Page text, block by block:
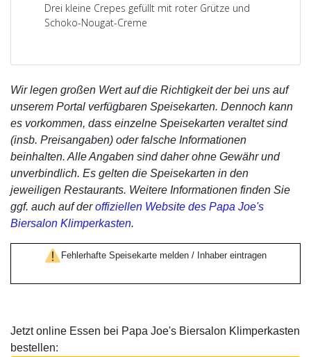
Drei kleine Crepes gefüllt mit roter Grütze und
Schoko-Nougat-Creme
Wir legen großen Wert auf die Richtigkeit der bei uns auf
unserem Portal verfügbaren Speisekarten. Dennoch kann
es vorkommen, dass einzelne Speisekarten veraltet sind
(insb. Preisangaben) oder falsche Informationen
beinhalten. Alle Angaben sind daher ohne Gewähr und
unverbindlich. Es gelten die Speisekarten in den
jeweiligen Restaurants. Weitere Informationen finden Sie
ggf. auch auf deroffiziellen Website des Papa Joe's
Biersalon Klimperkasten.
Fehlerhafte Speisekarte melden / Inhaber eintragen
Jetzt online Essen bei Papa Joe's Biersalon Klimperkasten
bestellen: